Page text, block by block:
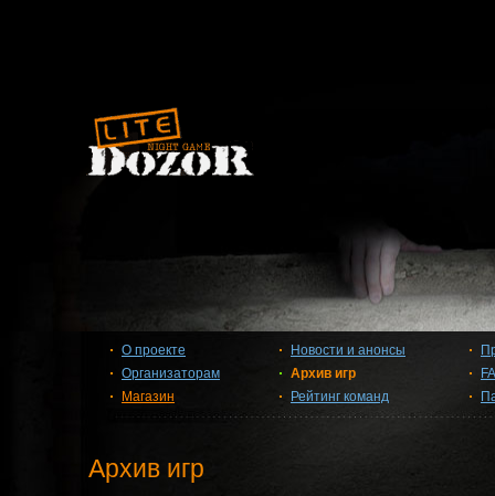
О проекте
Организаторам
Магазин
Новости и анонсы
Архив игр
Рейтинг команд
Архив игр